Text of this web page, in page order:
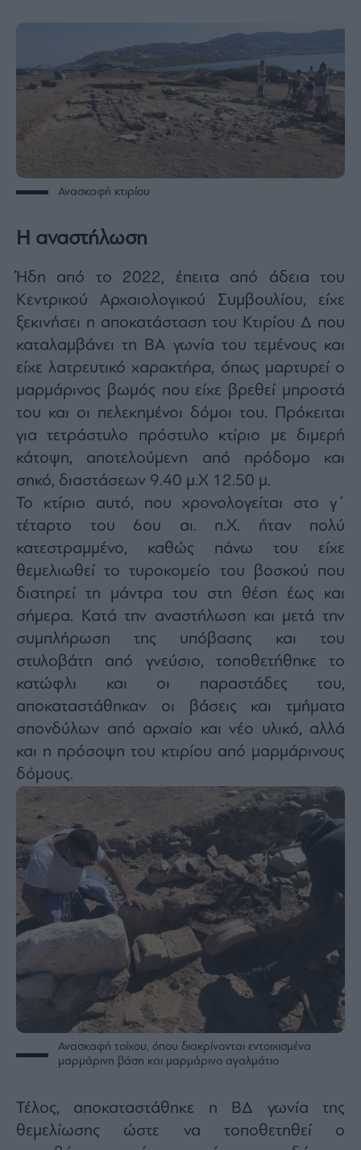
Ανασκαφή κτιρίου
Η αναστήλωση
Ήδη από το 2022, έπειτα από άδεια του
Κεντρικού Αρχαιολογικού Συμβουλίου, είχε
ξεκινήσει η αποκατάσταση του Κτιρίου Δ που
καταλαμβάνει τη ΒΑ γωνία του τεμένους και
είχε λατρευτικό χαρακτήρα, όπως μαρτυρεί ο
μαρμάρινος βωμός που είχε βρεθεί μπροστά
του και οι πελεκημένοι δόμοι του. Πρόκειται
για τετράστυλο πρόστυλο κτίριο με διμερή
κάτοψη, αποτελούμενη από πρόδομο και
σηκό, διαστάσεων 9.40 μ.Χ 12.50 μ.
Το κτίριο αυτό, που χρονολογείται στο γ΄
τέταρτο του 6ου αι. π.Χ. ήταν πολύ
κατεστραμμένο, καθώς πάνω του είχε
θεμελιωθεί το τυροκομείο του βοσκού που
διατηρεί τη μάντρα του στη θέση έως και
σήμερα. Κατά την αναστήλωση και μετά την
συμπλήρωση της υπόβασης και του
στυλοβάτη από γνεύσιο, τοποθετήθηκε το
κατώφλι και οι παραστάδες του,
αποκαταστάθηκαν οι βάσεις και τμήματα
σπονδύλων από αρχαίο και νέο υλικό, αλλά
και η πρόσοψη του κτιρίου από μαρμάρινους
δόμους.
Ανασκαφή τοίχου, όπου διακρίνονται εντοιχισμένα
μαρμάρινη βάση και μαρμάρινο αγαλμάτιο
Τέλος, αποκαταστάθηκε η ΒΔ γωνία της
θεμελίωσης ώστε να τοποθετηθεί ο